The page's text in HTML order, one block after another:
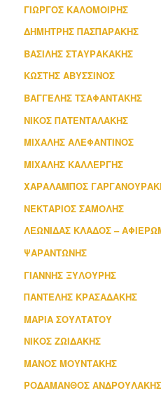
ΓΙΩΡΓΟΣ ΚΑΛΟΜΟΙΡΗΣ
ΔΗΜΗΤΡΗΣ ΠΑΣΠΑΡΑΚΗΣ
ΒΑΣΙΛΗΣ ΣΤΑΥΡΑΚΑΚΗΣ
ΚΩΣΤΗΣ ΑΒΥΣΣΙΝΟΣ
ΒΑΓΓΕΛΗΣ ΤΣΑΦΑΝΤΑΚΗΣ
ΝΙΚΟΣ ΠΑΤΕΝΤΑΛΑΚΗΣ
ΜΙΧΑΛΗΣ ΑΛΕΦΑΝΤΙΝΟΣ
ΜΙΧΑΛΗΣ ΚΑΛΛΕΡΓΗΣ
ΧΑΡΑΛΑΜΠΟΣ
ΝΕΚΤΑΡΙΟΣ ΣΑΜΟΛΗΣ
ΛΕΩΝΙΔΑΣ ΚΛΑΔΟΣ –
ΨΑΡΑΝΤΩΝΗΣ
ΓΙΑΝΝΗΣ ΞΥΛΟΥΡΗΣ
ΠΑΝΤΕΛΗΣ ΚΡΑΣΑΔΑΚΗΣ
ΜΑΡΙΑ ΣΟΥΛΤΑΤΟΥ
ΝΙΚΟΣ ΖΩΙΔΑΚΗΣ
ΜΑΝΟΣ ΜΟΥΝΤΑΚΗΣ
ΡΟΔΑΜΑΝΘΟΣ ΑΝΔΡΟΥΛΑΚΗΣ